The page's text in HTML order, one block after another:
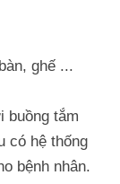
ghế ...
buồng tắm
có hệ thống
bệnh nhân.